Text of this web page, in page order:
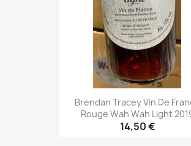
Brendan Tracey Vin De
Rouge Wah Wah Light
14,50 €